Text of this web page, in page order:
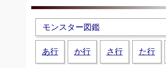
モンスター図鑑
あ行 か行 さ行 た行